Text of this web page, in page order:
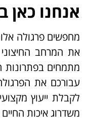
אנחנו כאן
מחפשים פרגולה
את המרחב
מתמחים בפתרונות
עבורכם את
לקבלת ייעוץ
משדרוג איכות